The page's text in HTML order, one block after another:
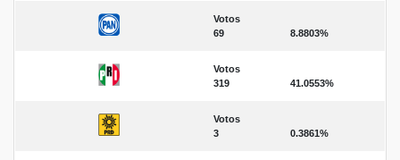
Votos
69
8.8803%
Votos
319
41.0553%
Votos
3
0.3861%